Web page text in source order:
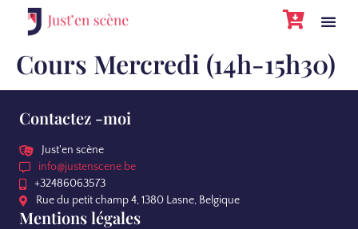
Cours Mercredi (14h-15h30)
Contactez -moi
Just'en scène
info@justenscene.be
+32486063573
Rue du petit champ 4, 1380 Lasne, Belgique
Mentions légales